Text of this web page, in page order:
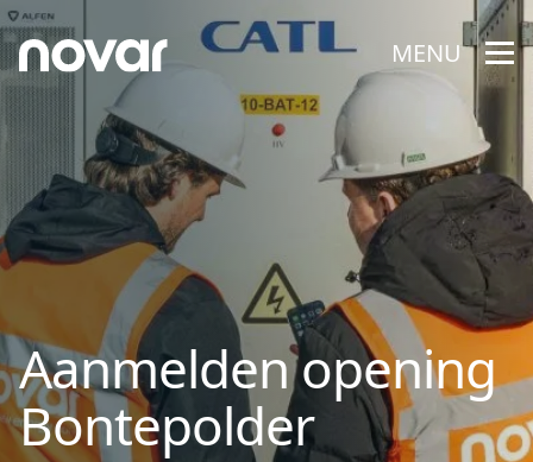
MENU
Aanmelden opening
Bontepolder